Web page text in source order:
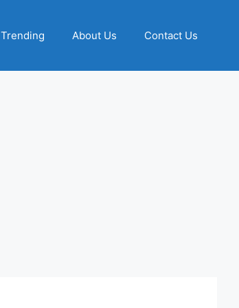
Trending About Us Contact Us